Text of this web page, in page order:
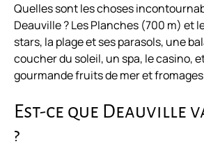
Quelles sont les choses
Deauville ? Les Planches (700 m) et
stars, la plage et ses parasols, une
coucher du soleil, un spa, le casino,
gourmande fruits de mer et
Est-ce que Deauville
?